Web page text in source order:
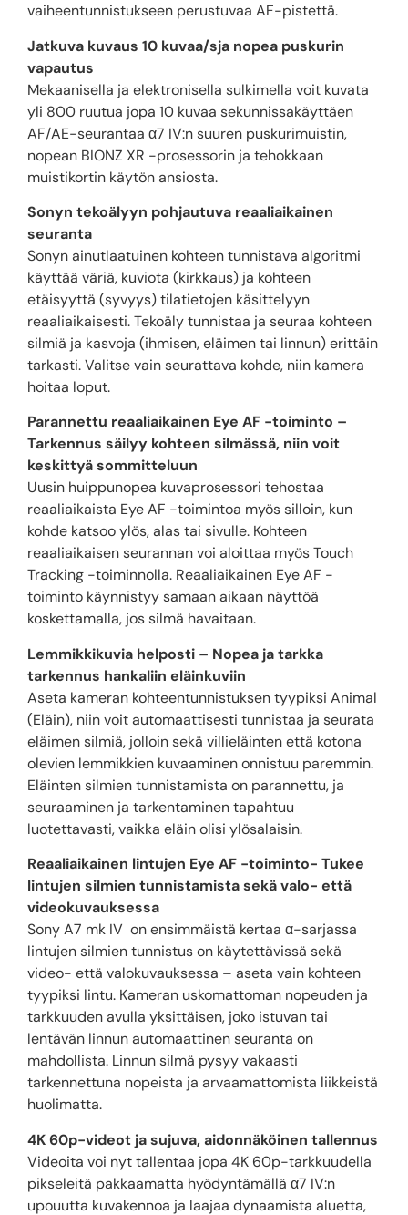
vaiheentunnistukseen perustuvaa AF-pistettä.
Jatkuva kuvaus 10 kuvaa/sja nopea puskurin
vapautus
Mekaanisella ja elektronisella sulkimella voit kuvata
yli 800 ruutua jopa 10 kuvaa sekunnissakäyttäen
AF/AE-seurantaa α7 IV:n suuren puskurimuistin,
nopean BIONZ XR -prosessorin ja tehokkaan
muistikortin käytön ansiosta.
Sonyn tekoälyyn pohjautuva reaaliaikainen
seuranta
Sonyn ainutlaatuinen kohteen tunnistava algoritmi
käyttää väriä, kuviota (kirkkaus) ja kohteen
etäisyyttä (syvyys) tilatietojen käsittelyyn
reaaliaikaisesti. Tekoäly tunnistaa ja seuraa kohteen
silmiä ja kasvoja (ihmisen, eläimen tai linnun) erittäin
tarkasti. Valitse vain seurattava kohde, niin kamera
hoitaa loput.
Parannettu reaaliaikainen Eye AF -toiminto –
Tarkennus säilyy kohteen silmässä, niin voit
keskittyä sommitteluun
Uusin huippunopea kuvaprosessori tehostaa
reaaliaikaista Eye AF -toimintoa myös silloin, kun
kohde katsoo ylös, alas tai sivulle. Kohteen
reaaliaikaisen seurannan voi aloittaa myös Touch
Tracking -toiminnolla. Reaaliaikainen Eye AF -
toiminto käynnistyy samaan aikaan näyttöä
koskettamalla, jos silmä havaitaan.
Lemmikkikuvia helposti – Nopea ja tarkka
tarkennus hankaliin eläinkuviin
Aseta kameran kohteentunnistuksen tyypiksi Animal
(Eläin), niin voit automaattisesti tunnistaa ja seurata
eläimen silmiä, jolloin sekä villieläinten että kotona
olevien lemmikkien kuvaaminen onnistuu paremmin.
Eläinten silmien tunnistamista on parannettu, ja
seuraaminen ja tarkentaminen tapahtuu
luotettavasti, vaikka eläin olisi ylösalaisin.
Reaaliaikainen lintujen Eye AF -toiminto- Tukee
lintujen silmien tunnistamista sekä valo- että
videokuvauksessa
Sony A7 mk IV on ensimmäistä kertaa α-sarjassa
lintujen silmien tunnistus on käytettävissä sekä
video- että valokuvauksessa – aseta vain kohteen
tyypiksi lintu. Kameran uskomattoman nopeuden ja
tarkkuuden avulla yksittäisen, joko istuvan tai
lentävän linnun automaattinen seuranta on
mahdollista. Linnun silmä pysyy vakaasti
tarkennettuna nopeista ja arvaamattomista liikkeistä
huolimatta.
4K 60p-videot ja sujuva, aidonnäköinen tallennus
Videoita voi nyt tallentaa jopa 4K 60p-tarkkuudella
pikseleitä pakkaamatta hyödyntämällä α7 IV:n
upouutta kuvakennoa ja laajaa dynaamista aluetta,